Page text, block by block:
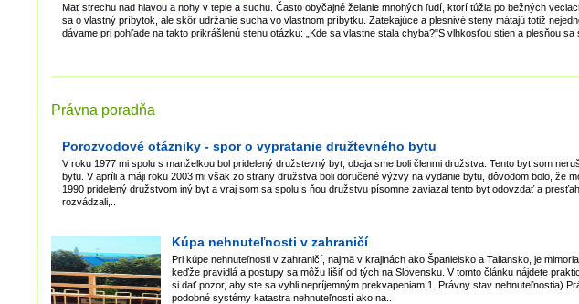
Mať strechu nad hlavou a nohy v teple a suchu. Často obyčajné želanie mnohých ľudí, ktorí túžia po bežných
sa o vlastný príbytok, ale skôr udržanie sucha vo vlastnom príbytku. Zatekajúce a plesnivé steny mátajú totiž
dávame pri pohľade na takto prikrášlenú stenu otázku: „Kde sa vlastne stala chyba?"S vlhkosťou stien a plesňou
Právna poradňa
Porozvodové otázniky - spor o vypratanie družtevného bytu
V roku 1977 mi spolu s manželkou bol pridelený družstevný byt, obaja sme boli členmi družstva. Tento byt som
bytu. V apríli a máji roku 2003 mi však zo strany družstva boli doručené výzvy na vydanie bytu, dôvodom bolo, že
1990 pridelený družstvom iný byt a vraj som sa spolu s ňou družstvu písomne zaviazal tento byt odovzdať a
rozvádzali,..
Kúpa nehnuteľnosti v zahraničí
Pri kúpe nehnuteľnosti v zahraničí, najmä v krajinách ako Španielsko a Taliansko, je
keďže pravidlá a postupy sa môžu líšiť od tých na Slovensku. V tomto článku nájdete
si dať pozor, aby ste sa vyhli nepríjemným prekvapeniam.1. Právny stav nehnuteľnostia)
podobné systémy katastra nehnuteľností ako na..